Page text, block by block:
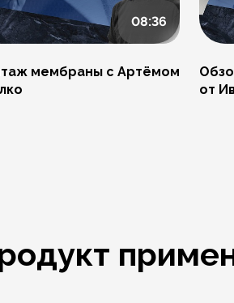
08:36
мембраны с Артёмом
от